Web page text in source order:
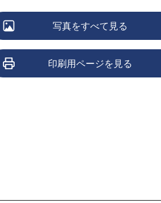
写真をすべて見る
印刷用ページを見る